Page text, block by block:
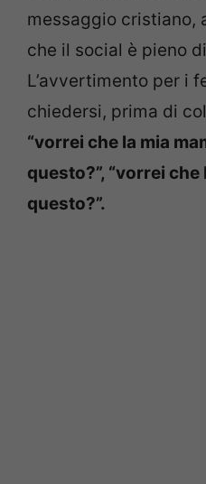
messaggio cristiano,
che il social è pieno
L’avvertimento per i
chiedersi, prima di
“vorrei che la mia
questo?”, “vorrei
questo?”.